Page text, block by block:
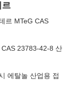
르
르 MTeG CAS
23783-42-8 산
에탈놀 산업용 접